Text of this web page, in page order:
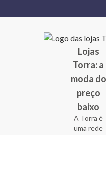
Lojas
Torra: a
moda do
preço
baixo
A Torra é
uma rede